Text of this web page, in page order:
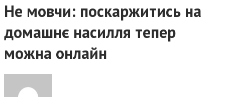
Не мовчи: поскаржитись на
домашнє насилля тепер
можна онлайн